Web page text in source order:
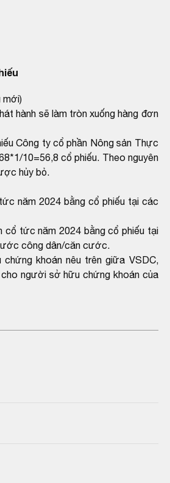
mới)
hành sẽ làm tròn xuống hàng đơn
Công ty cổ phần Nông sản Thực
10=56,8 cổ phiếu. Theo nguyên
hủy bỏ.
năm 2024 bằng cổ phiếu tại các
tức năm 2024 bằng cổ phiếu tại
công dân/căn cước.
khoán nêu trên giữa VSDC,
người sở hữu chứng khoán của